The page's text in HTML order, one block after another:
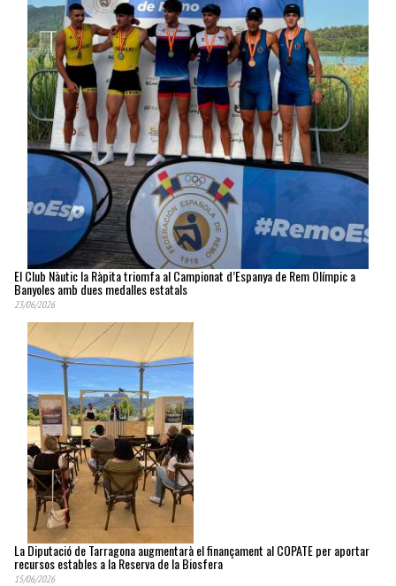
El Club Nàutic la Ràpita triomfa al Campionat d’Espanya de Rem Olímpic a
Banyoles amb dues medalles estatals
23/06/2026
La Diputació de Tarragona augmentarà el finançament al COPATE per aportar
recursos estables a la Reserva de la Biosfera
15/06/2026